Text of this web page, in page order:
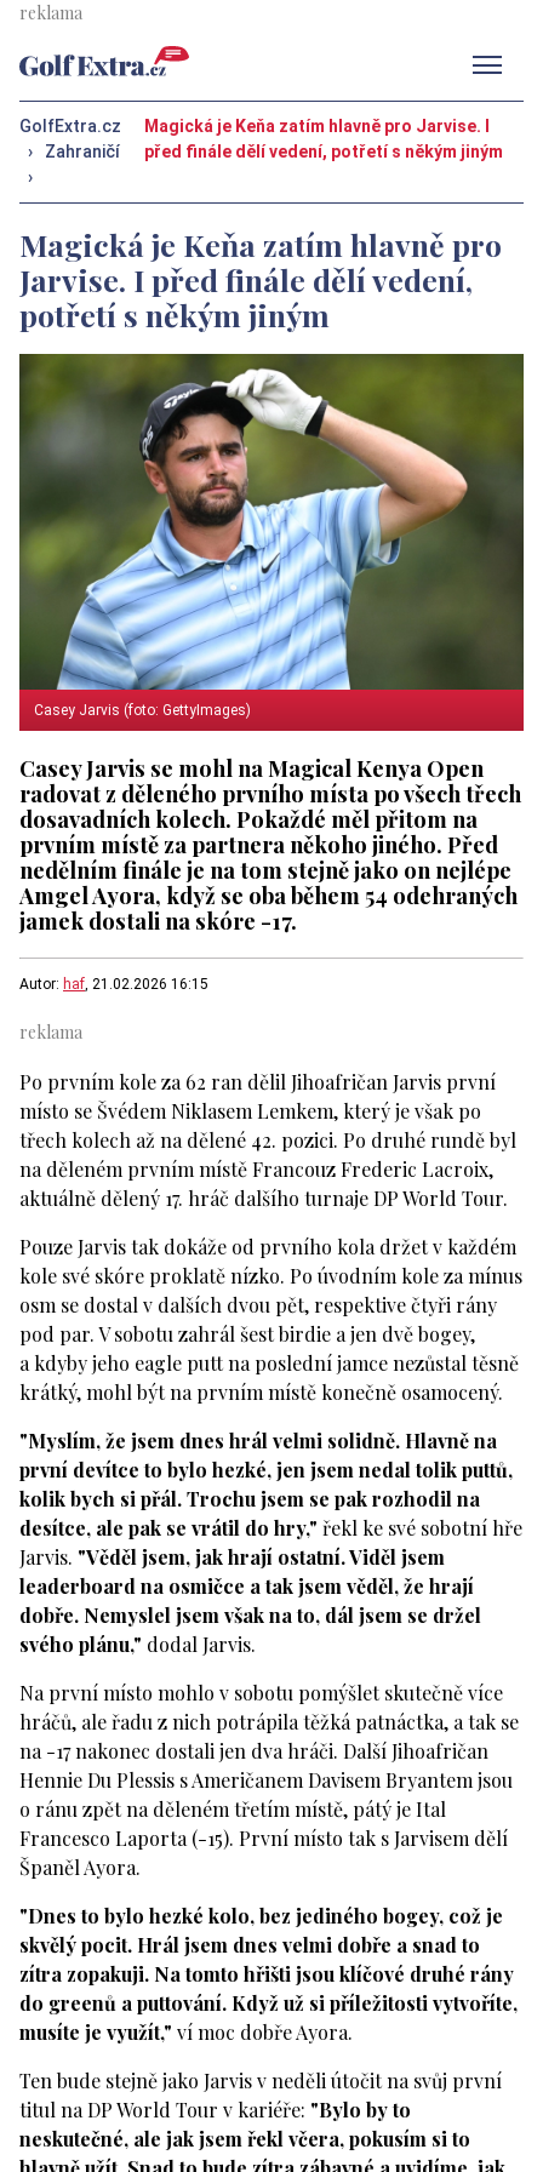
GolfExtra.cz
›
Zahraničí
›
Magická je Keňa zatím hlavně pro Jarvise. I
před finále dělí vedení, potřetí s někým jiným
Magická je Keňa zatím hlavně pro
Jarvise. I před finále dělí vedení,
potřetí s někým jiným
Casey Jarvis (foto: GettyImages)
Casey Jarvis se mohl na Magical Kenya Open
radovat z děleného prvního místa po všech třech
dosavadních kolech. Pokaždé měl přitom na
prvním místě za partnera někoho jiného. Před
nedělním finále je na tom stejně jako on nejlépe
Amgel Ayora, když se oba během 54 odehraných
jamek dostali na skóre -17.
Autor: haf, 21.02.2026 16:15
Po prvním kole za 62 ran dělil Jihoafričan Jarvis první
místo se Švédem Niklasem Lemkem, který je však po
třech kolech až na dělené 42. pozici. Po druhé rundě byl
na děleném prvním místě Francouz Frederic Lacroix,
aktuálně dělený 17. hráč dalšího turnaje DP World Tour.
Pouze Jarvis tak dokáže od prvního kola držet v každém
kole své skóre proklatě nízko. Po úvodním kole za mínus
osm se dostal v dalších dvou pět, respektive čtyři rány
pod par. V sobotu zahrál šest birdie a jen dvě bogey,
a kdyby jeho eagle putt na poslední jamce nezůstal těsně
krátký, mohl být na prvním místě konečně osamocený.
"Myslím, že jsem dnes hrál velmi solidně. Hlavně na
první devítce to bylo hezké, jen jsem nedal tolik puttů,
kolik bych si přál. Trochu jsem se pak rozhodil na
desítce, ale pak se vrátil do hry," řekl ke své sobotní hře
Jarvis. "Věděl jsem, jak hrají ostatní. Viděl jsem
leaderboard na osmičce a tak jsem věděl, že hrají
dobře. Nemyslel jsem však na to, dál jsem se držel
svého plánu," dodal Jarvis.
Na první místo mohlo v sobotu pomýšlet skutečně více
hráčů, ale řadu z nich potrápila těžká patnáctka, a tak se
na -17 nakonec dostali jen dva hráči. Další Jihoafričan
Hennie Du Plessis s Američanem Davisem Bryantem jsou
o ránu zpět na děleném třetím místě, pátý je Ital
Francesco Laporta (-15). První místo tak s Jarvisem dělí
Španěl Ayora.
"Dnes to bylo hezké kolo, bez jediného bogey, což je
skvělý pocit. Hrál jsem dnes velmi dobře a snad to
zítra zopakuji. Na tomto hřišti jsou klíčové druhé rány
do greenů a puttování. Když už si příležitosti vytvoříte,
musíte je využít," ví moc dobře Ayora.
Ten bude stejně jako Jarvis v neděli útočit na svůj první
titul na DP World Tour v kariéře: "Bylo by to
neskutečné, ale jak jsem řekl včera, pokusím si to